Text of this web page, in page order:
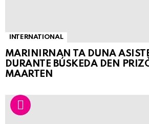
INTERNATIONAL
MARINIRNAN TA DUNA
DURANTE BÚSKEDA DEN
MAARTEN